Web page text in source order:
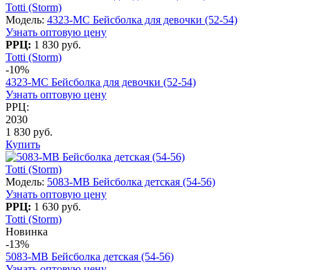
Totti (Storm)
Модель: 4323-МC Бейсболка для девочки (52-54)
Узнать оптовую цену
РРЦ: 1 830 руб.
Totti (Storm)
-10%
4323-МC Бейсболка для девочки (52-54)
Узнать оптовую цену
РРЦ:
2030
1 830 руб.
Купить
Totti (Storm)
Модель: 5083-МB Бейсболка детская (54-56)
Узнать оптовую цену
РРЦ: 1 630 руб.
Totti (Storm)
Новинка
-13%
5083-МB Бейсболка детская (54-56)